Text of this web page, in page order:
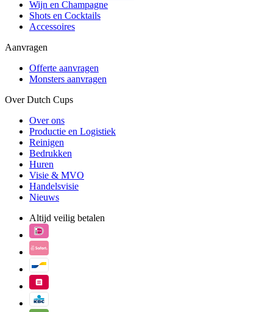
Wijn en Champagne
Shots en Cocktails
Accessoires
Aanvragen
Offerte aanvragen
Monsters aanvragen
Over Dutch Cups
Over ons
Productie en Logistiek
Reinigen
Bedrukken
Huren
Visie & MVO
Handelsvisie
Nieuws
Altijd veilig betalen